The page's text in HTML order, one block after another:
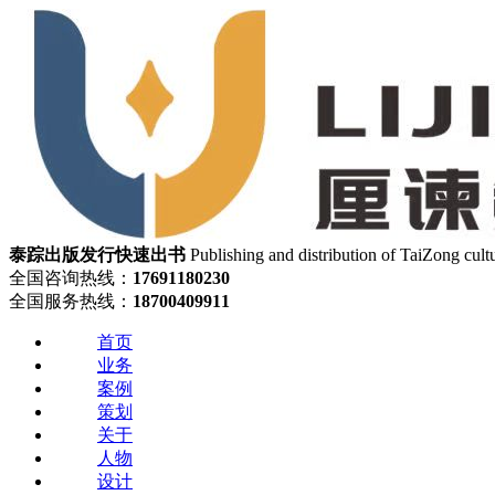
泰踪出版发行快速出书 Publishing and distribution of TaiZong
全国咨询热线： 17691180230
全国服务热线： 18700409911
首页
业务
案例
策划
关于
人物
设计